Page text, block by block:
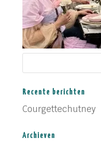
Recente berichten
Courgettechutney
Archieven